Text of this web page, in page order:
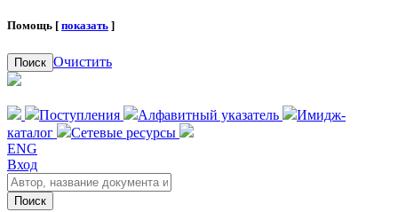
Помощь [ показать ]
Поиск Очистить
Поступления Алфавитный указатель
Имидж-
каталог
Сетевые ресурсы
ENG
Вход
Поиск